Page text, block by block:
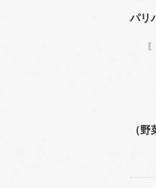
パリ
〖
（